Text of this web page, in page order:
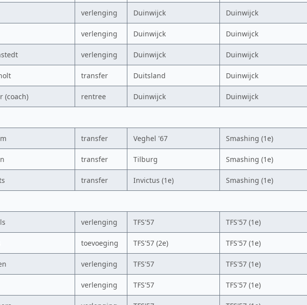
verlenging Duinwijck Duinwijck
verlenging Duinwijck Duinwijck
verlenging Duinwijck Duinwijck
transfer Duitsland Duinwijck
(coach) rentree Duinwijck Duinwijck
transfer Veghel '67 Smashing (1e)
transfer Tilburg Smashing (1e)
transfer Invictus (1e) Smashing (1e)
verlenging TFS'57 TFS'57 (1e)
toevoeging TFS'57 (2e) TFS'57 (1e)
verlenging TFS'57 TFS'57 (1e)
verlenging TFS'57 TFS'57 (1e)